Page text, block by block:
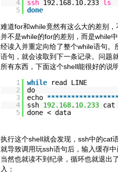
4
ssh 192.168.10.233 ls
5
done
难道for和while竟然有这么大的差别
并不是while的for的差别，而是while
经读入并重定向给了整个while语句
语句，就会读取到下一条记录。问题
所有东西，下面这个shell能很好的说
1
while
read LINE
2
do
3
echo *****************
4
ssh 192.168. 10.233 cat
5
done < data
执行这个shell就会发现，ssh中的cat
就导致调用玩ssh语句后，输入缓存
当然也就读不到纪录，循环也就退出
入：